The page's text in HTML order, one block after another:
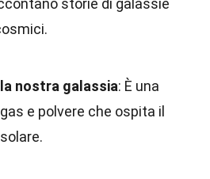
storie di galassie
nostra galassia: È una
e polvere che ospita il